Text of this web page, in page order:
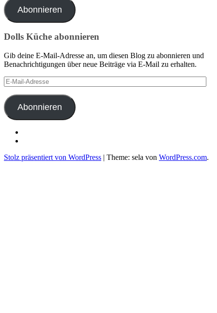
Abonnieren
Dolls Küche abonnieren
Gib deine E-Mail-Adresse an, um diesen Blog zu abonnieren und
Benachrichtigungen über neue Beiträge via E-Mail zu erhalten.
E-
Mail-
Adresse
Abonnieren
Facebook
Stolz präsentiert von WordPress | Theme: sela von WordPress.com.